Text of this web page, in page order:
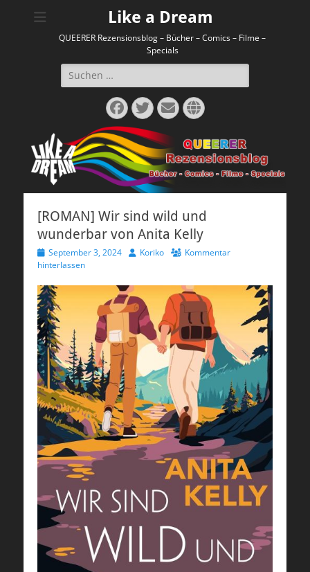
Like a Dream
QUEERER Rezensionsblog – Bücher – Comics – Filme –
Specials
Suchen
nach:
Facebook
Twitter
E-
Mail
Website
[ROMAN] Wir sind wild und
wunderbar von Anita Kelly
Veröffentlicht
am
September 3, 2024 AutorKoriko
Kommentar
hinterlassen